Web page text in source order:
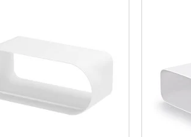
opening- en sluitmechanisme
gecertificeerd